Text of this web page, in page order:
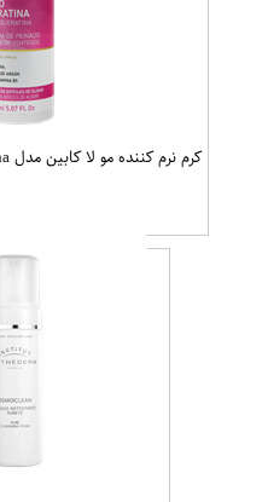
کرم نرم کننده مو لا کابین مدل Liso Keratina حجم 150 میلی لیتر